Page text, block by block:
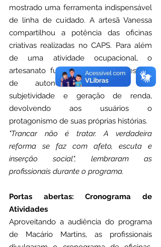
mostrado uma ferramenta indispensável
de linha de cuidado. A artesã Vanessa
compartilhou a potência das oficinas
criativas realizadas no CAPS. Para além
de uma atividade ocupacional, o
artesanato funciona como um resgate
de autonomia, expressão da
subjetividade e geração de renda,
devolvendo aos usuários o
protagonismo de suas próprias histórias.
"Trancar não é tratar. A verdadeira
reforma se faz com afeto, escuta e
inserção social", lembraram as
profissionais durante o programa.
Portas abertas: Cronograma de
Atividades
Aproveitando a audiência do programa
de Macário Martins, as profissionais